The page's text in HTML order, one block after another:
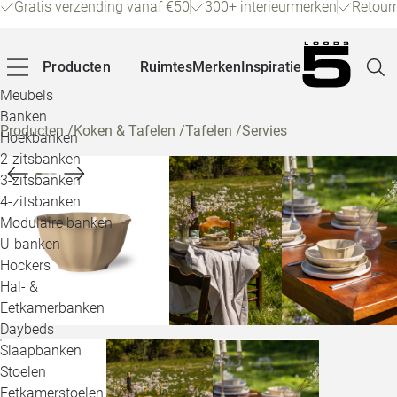
Gratis verzending vanaf €50 300+ interieurmerken
Producten
Meubels
Banken
Hoekbanken
2-zitsbanken
3-zitsbanken
4-zitsbanken
Modulaire banken
U-banken
Hockers
Hal- &
Eetkamerbanken
Daybeds
Slaapbanken
Stoelen
Eetkamerstoelen
RuimtesMerkenInspiratie
Producten/Koken & Tafelen /Tafelen /Servies